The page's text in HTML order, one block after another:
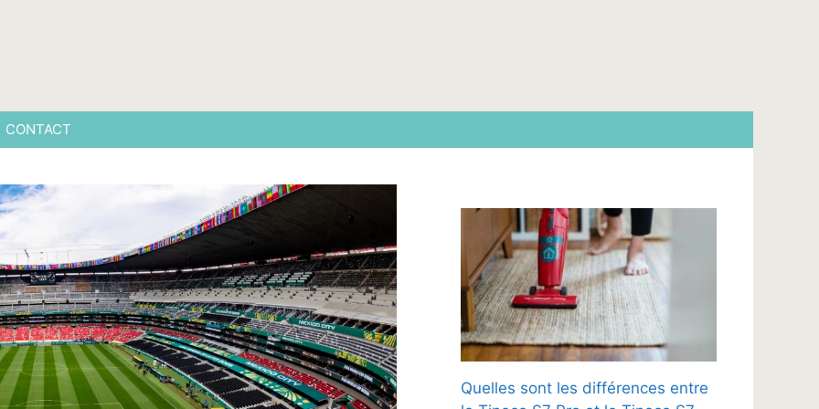
CONTACT
Quelles sont les différences entre